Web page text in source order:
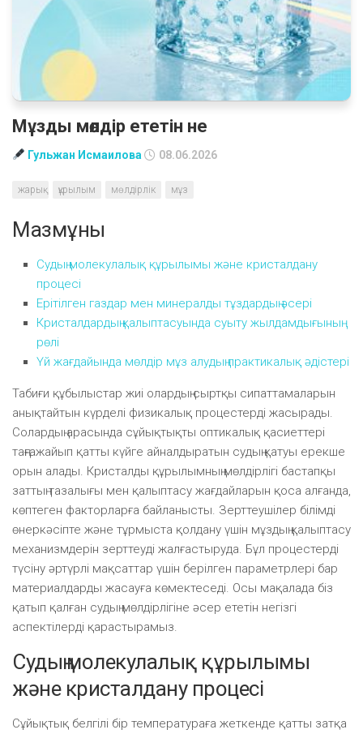
Мұзды мөлдір ететін не
Гульжан Исмаилова 08.06.2026
жарық құрылым мөлдірлік мұз
Мазмұны
Судың молекулалық құрылымы және кристалдану
процесі
Ерітілген газдар мен минералды тұздардың әсері
Кристалдардың қалыптасуында суыту жылдамдығының
рөлі
Үй жағдайында мөлдір мұз алудың практикалық әдістері
Табиғи құбылыстар жиі олардың сыртқы сипаттамаларын
анықтайтын күрделі физикалық процестерді жасырады.
Солардың арасында сұйықтықты оптикалық қасиеттері
таңғажайып қатты күйге айналдыратын судың қатуы ерекше
орын алады. Кристалды құрылымның мөлдірлігі бастапқы
заттың тазалығы мен қалыптасу жағдайларын қоса алғанда,
көптеген факторларға байланысты. Зерттеушілер білімді
өнеркәсіпте және тұрмыста қолдану үшін мұздың қалыптасу
механизмдерін зерттеуді жалғастыруда. Бұл процестерді
түсіну әртүрлі мақсаттар үшін берілген параметрлері бар
материалдарды жасауға көмектеседі. Осы мақалада біз
қатып қалған судың мөлдірлігіне әсер ететін негізгі
аспектілерді қарастырамыз.
Судың молекулалық құрылымы
және кристалдану процесі
Сұйықтық белгілі бір температураға жеткенде қатты затқа